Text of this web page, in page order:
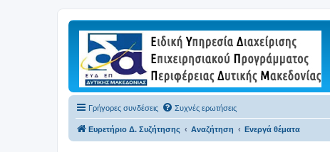
Γρήγορες συνδέσεις Συχνές ερωτήσεις
Ευρετήριο Δ. Συζήτησης Αναζήτηση Ενεργά θέματα